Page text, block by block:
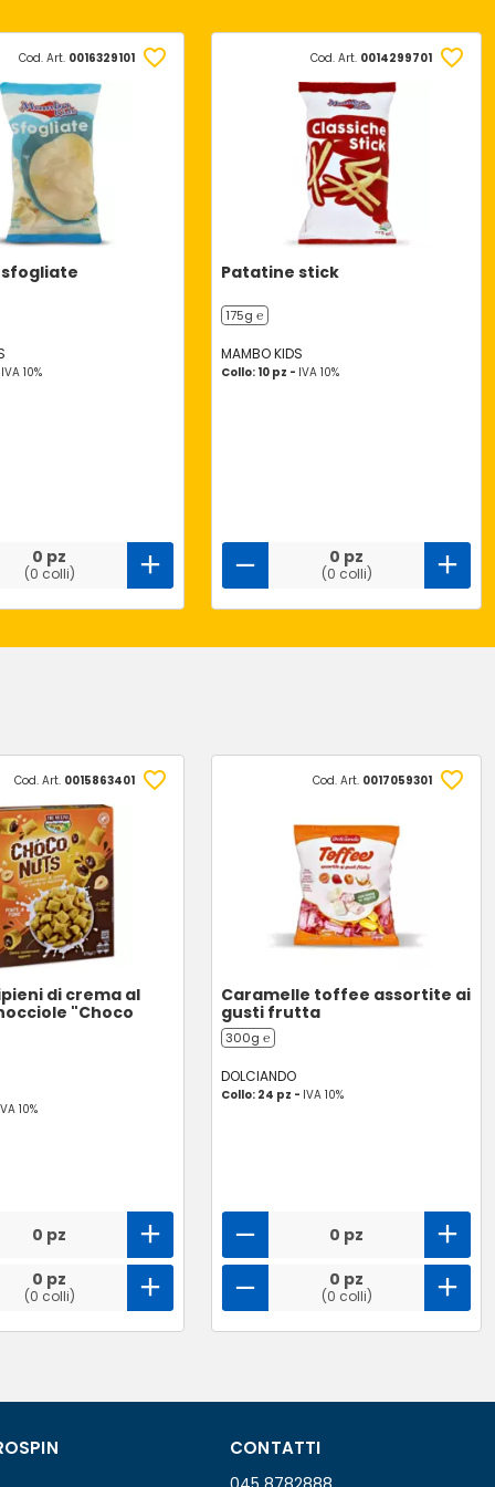
Cod. Art. 0016329101
IVA 10%
0 pz
(0 colli)
Cod. Art. 0014299701
Patatine stick
175g ℮
MAMBO KIDS
Collo: 10 pz - IVA 10%
0 pz
(0 colli)
Cod. Art. 0015863401
di crema al
"Choco
10%
0 pz
0 pz
(0 colli)
Cod. Art. 0017059301
Caramelle toffee assortite ai
gusti frutta
300g ℮
DOLCIANDO
Collo: 24 pz - IVA 10%
0 pz
0 pz
(0 colli)
CONTATTI